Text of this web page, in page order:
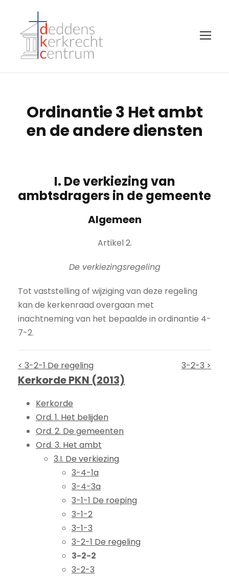
Ordinantie 3 Het ambt
en de andere diensten
I. De verkiezing van
ambtsdragers in de gemeente
Algemeen
Artikel 2.
De verkiezingsregeling
Tot vaststelling of wijziging van deze regeling
kan de kerkenraad overgaan met
inachtneming van het bepaalde in ordinantie 4-
7-2.
< 3-2-1 De regeling 3-2-3 >
Kerkorde PKN (2013)
Kerkorde
Ord. 1. Het belijden
Ord. 2. De gemeenten
Ord. 3. Het ambt
3.I. De verkiezing
3-4-1a
3-4-3a
3-1-1 De roeping
3-1-2
3-1-3
3-2-1 De regeling
3-2-2
3-2-3